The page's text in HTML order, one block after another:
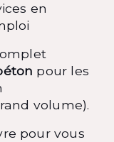
en
pour les
volume).
pour vous